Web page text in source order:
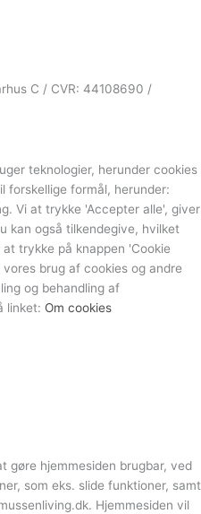
C / CVR: 44108690 /
teknologier, herunder cookies
forskellige formål, herunder:
Vi at trykke 'Accepter alle', giver
kan også tilkendegive, hvilket
trykke på knappen 'Cookie
brug af cookies og andre
og behandling af
linket: Om cookies
gøre hjemmesiden brugbar, ved
som eks. slide funktioner, samt
Hjemmesiden vil